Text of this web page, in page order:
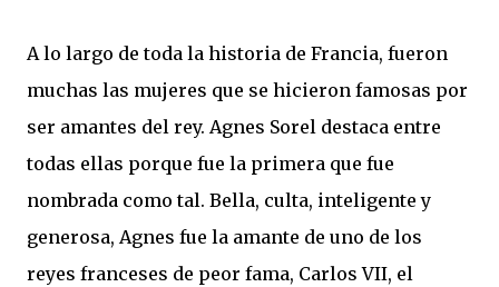
A lo largo de toda la historia de Francia, fueron
muchas las mujeres que se hicieron famosas por
ser amantes del rey. Agnes Sorel destaca entre
todas ellas porque fue la primera que fue
nombrada como tal. Bella, culta, inteligente y
generosa, Agnes fue la amante de uno de los
reyes franceses de peor fama, Carlos VII, el